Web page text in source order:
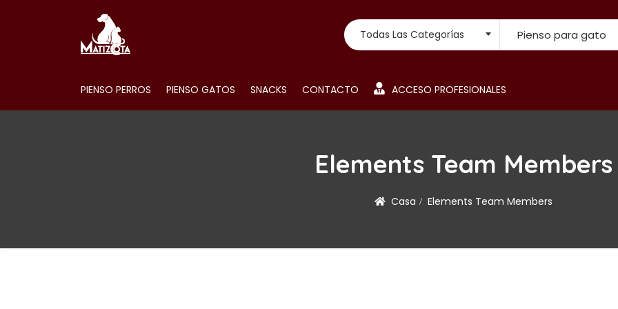
Todas Las Categorías
PIENSO PERROS PIENSO GATOS SNACKS CONTACTO ACCESO PROFESIONALES
Elements Team Members
Casa Elements Team Members